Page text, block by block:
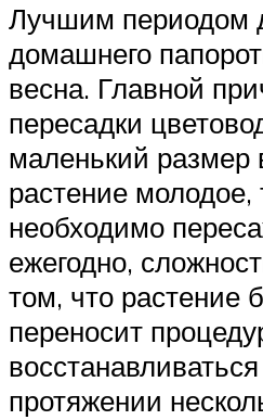
Лучшим периодом
домашнего
весна. Главной
пересадки
маленький размер
растение молодое,
необходимо
ежегодно,
том, что растение
переносит
протяжении